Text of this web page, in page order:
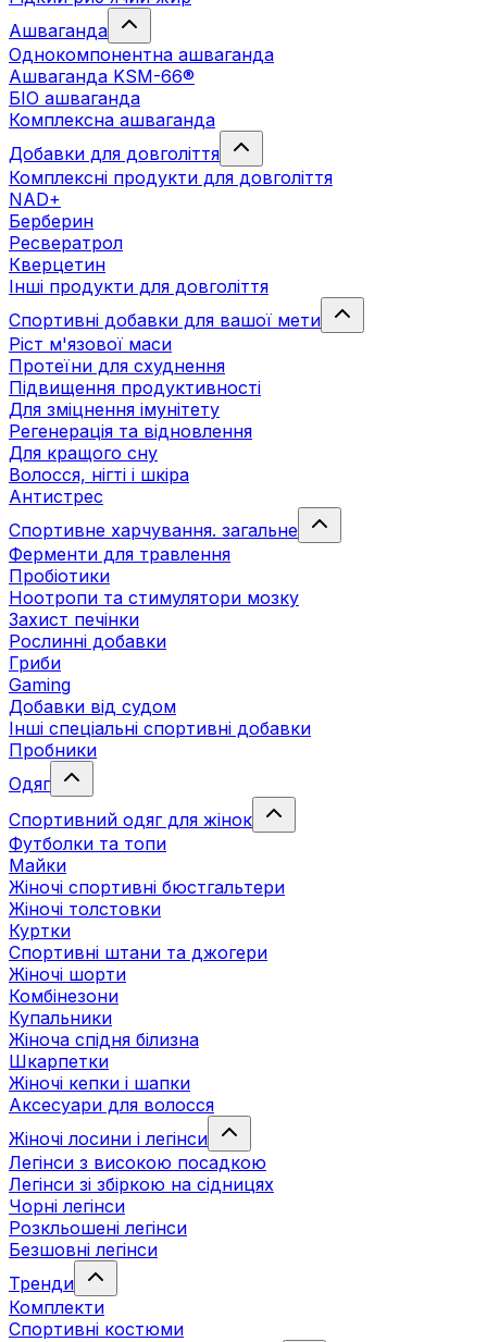
Ашваганда
Однокомпонентна ашваганда
Ашваганда KSM-66®
БІО ашваганда
Комплексна ашваганда
Добавки для довголіття
Комплексні продукти для довголіття
NAD+
Берберин
Ресвератрол
Кверцетин
Інші продукти для довголіття
Спортивні добавки для вашої мети
Ріст м'язової маси
Протеїни для схуднення
Підвищення продуктивності
Для зміцнення імунітету
Регенерація та відновлення
Для кращого сну
Волосся, нігті і шкіра
Антистрес
Спортивне харчування. загальне
Ферменти для травлення
Пробіотики
Ноотропи та стимулятори мозку
Захист печінки
Рослинні добавки
Гриби
Gaming
Добавки від судом
Інші спеціальні спортивні добавки
Пробники
Одяг
Спортивний одяг для жінок
Футболки та топи
Майки
Жіночі спортивні бюстгальтери
Жіночі толстовки
Куртки
Спортивні штани та джогери
Жіночі шорти
Комбінезони
Купальники
Жіноча спідня білизна
Шкарпетки
Жіночі кепки і шапки
Аксесуари для волосся
Жіночі лосини і легінси
Легінси з високою посадкою
Легінси зі збіркою на сідницях
Чорні легінси
Розкльошені легінси
Безшовні легінси
Тренди
Комплекти
Спортивні костюми